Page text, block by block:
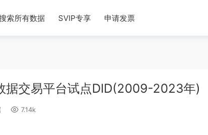
索所有数据 SVIP专享 申请发票
据交易平台试点DID(2009-2023年)
7.14k